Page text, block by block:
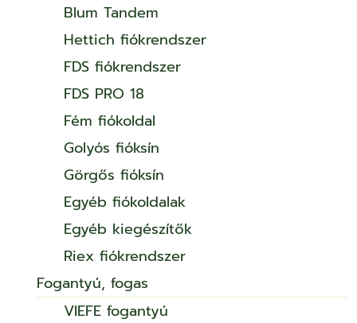
Blum Tandem
Hettich fiókrendszer
FDS fiókrendszer
FDS PRO 18
Fém fiókoldal
Golyós fióksín
Görgős fióksín
Egyéb fiókoldalak
Egyéb kiegészítők
Riex fiókrendszer
Fogantyú, fogas
VIEFE fogantyú